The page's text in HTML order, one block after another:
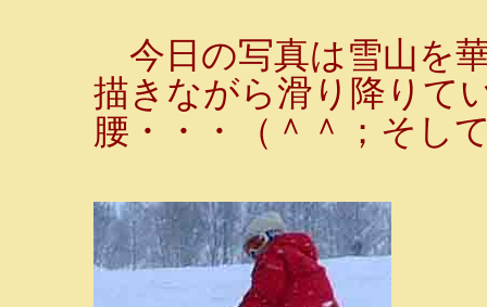
今日の写真は雪山を
描きながら滑り降りて
腰・・・（＾＾；そし